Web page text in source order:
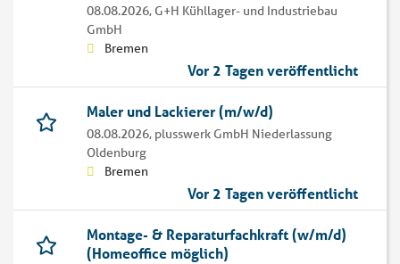
08.08.2026, G+H Kühllager- und Industriebau
GmbH
Bremen
Vor 2 Tagen veröffentlicht
Maler und Lackierer (m/w/d)
08.08.2026, plusswerk GmbH Niederlassung
Oldenburg
Bremen
Vor 2 Tagen veröffentlicht
Montage- & Reparaturfachkraft (w/m/d)
(Homeoffice möglich)